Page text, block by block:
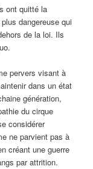
ont quitté la
dangereuse qui
de la loi. Ils
pervers visant à
dans un état
génération,
du cirque
considérer
ne parvient pas à
créant une guerre
par attrition.